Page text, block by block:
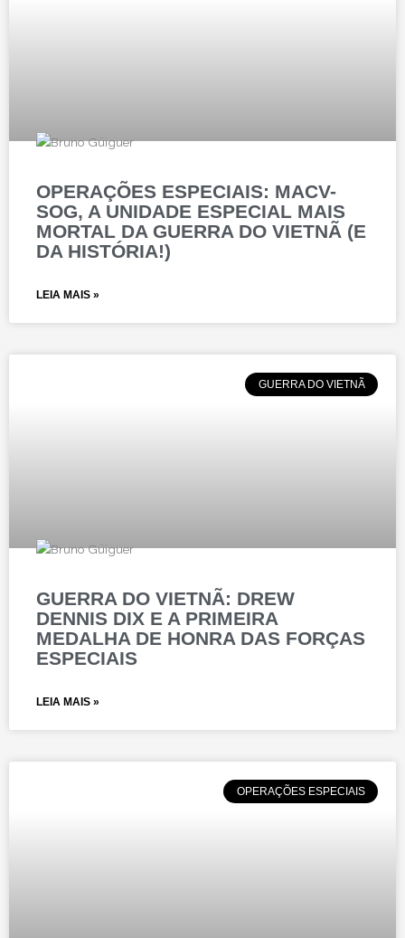
OPERAÇÕES ESPECIAIS: MACV-
SOG, A UNIDADE ESPECIAL MAIS
MORTAL DA GUERRA DO VIETNÃ (E
DA HISTÓRIA!)
LEIA MAIS »
GUERRA DO VIETNÃ
GUERRA DO VIETNÃ: DREW
DENNIS DIX E A PRIMEIRA
MEDALHA DE HONRA DAS FORÇAS
ESPECIAIS
LEIA MAIS »
OPERAÇÕES ESPECIAIS